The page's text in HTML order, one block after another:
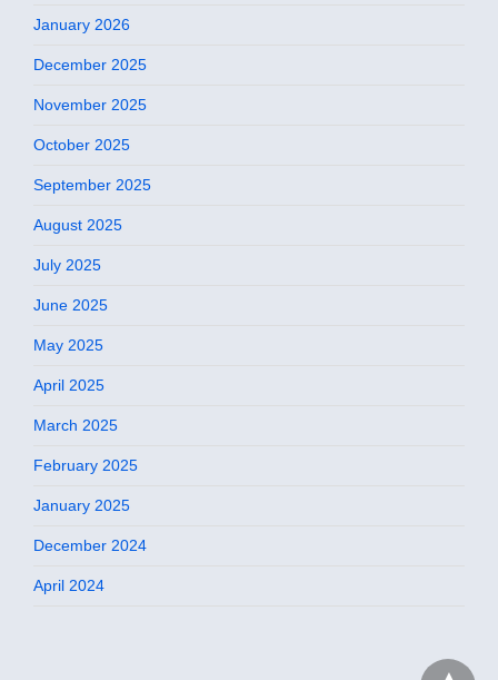
January 2026
December 2025
November 2025
October 2025
September 2025
August 2025
July 2025
June 2025
May 2025
April 2025
March 2025
February 2025
January 2025
December 2024
April 2024